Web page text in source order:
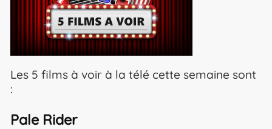
Les 5 films à voir à la télé cette semaine sont
:
Pale Rider